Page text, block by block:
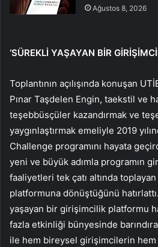
Ağustos 8, 2026
‘SÜREKLİ YAŞAYAN BİR
Toplantının açılışında konuşan
Pınar Taşdelen Engin, taekstil ve
teşebbüsçüler kazandırmak ve
yaygınlaştırmak emeliyle 2019
Challenge programını hayata
yeni ve büyük adımla programın
faaliyetleri tek çatı altında
platformuna dönüştüğünü
yaşayan bir girişimcilik platformu
fazla etkinliği bünyesinde
ile hem bireysel girişimcilerin hem